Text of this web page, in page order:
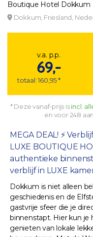
Boutique Hotel Dokkum
Dokkum, Friesland,
v.a. p.p.
69,-
totaal: 160,95 *
* Deze vanaf-prijs isincl.
en voor 248
MEGA DEAL! ⚡
LUXE BOUTIQUE
authentieke
verblijf in LUXE
Dokkum is niet alleen
geschiedenis en de
gastvrije sfeer die je
binnenstapt. Hier kun je
genieten van lokale